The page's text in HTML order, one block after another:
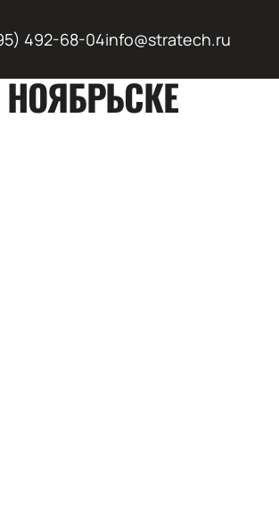
492-68-04info@stratech.ru
НОЯБРЬСКЕ